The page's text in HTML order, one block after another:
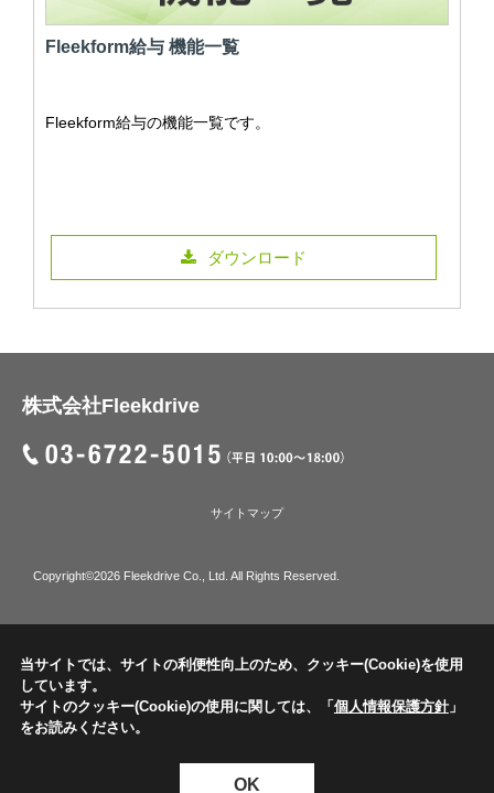
Fleekform給与 機能一覧
Fleekform給与の機能一覧です。
ダウンロード
株式会社Fleekdrive
サイトマップ
Copyright©2026 Fleekdrive Co., Ltd. All Rights Reserved.
当サイトでは、サイトの利便性向上のため、クッキー(Cookie)を使用
しています。
サイトのクッキー(Cookie)の使用に関しては、「個人情報保護方針」
をお読みください。
OK